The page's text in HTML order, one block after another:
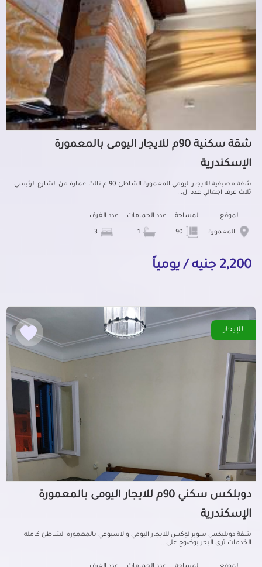
شقة سكنية 90م للايجار اليومى بالمعمورة
الإسكندرية
شقة مصيفية للايجار اليومي المعمورة الشاطئ 90 م تالت عمارة من الشارع الرئيسي
ثلاث غرف اجمالي عدد ال...
الموقع
المعمورة
المساحة عدد الحمامات عدد الغرف
2,200 جنيه / يومياً
للإيجار
دوبلكس سكني 90م للايجار اليومى بالمعمورة
الإسكندرية
شقة دوبليكس سوبر لوكس للايجار اليومي والاسبوعي بالمعموره الشاطئ كامله
الخدمات ترى البحر بوضوح على ...